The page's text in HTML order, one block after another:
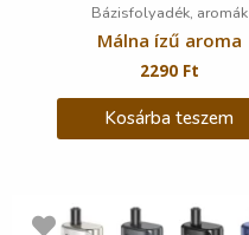
Bázisfolyadék, aromák
Málna ízű aroma
2290 Ft
Kosárba teszem